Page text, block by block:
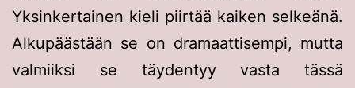
Yksinkertainen kieli piirtää kaiken selkeänä.
Alkupäästään se on dramaattisempi, mutta
valmiiksi se täydentyy vasta tässä